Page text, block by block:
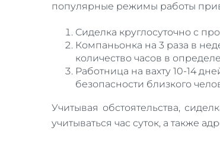
популярные режимы работы
Сиделка круглосуточно с
Компаньонка на 3 раза в
количество часов в
Работница на вахту 10-14
безопасности близкого
Учитывая обстоятельства,
учитываться час суток, а также